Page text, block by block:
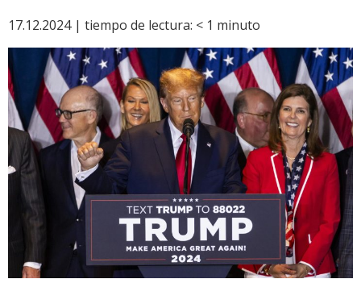
17.12.2024 | tiempo de lectura: < 1 minuto